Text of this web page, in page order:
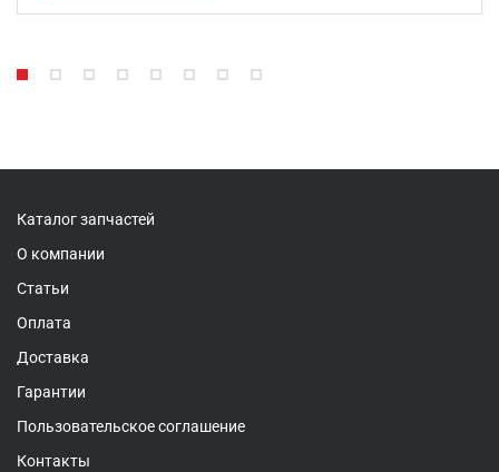
Каталог запчастей
О компании
Статьи
Оплата
Доставка
Гарантии
Пользовательское соглашение
Контакты